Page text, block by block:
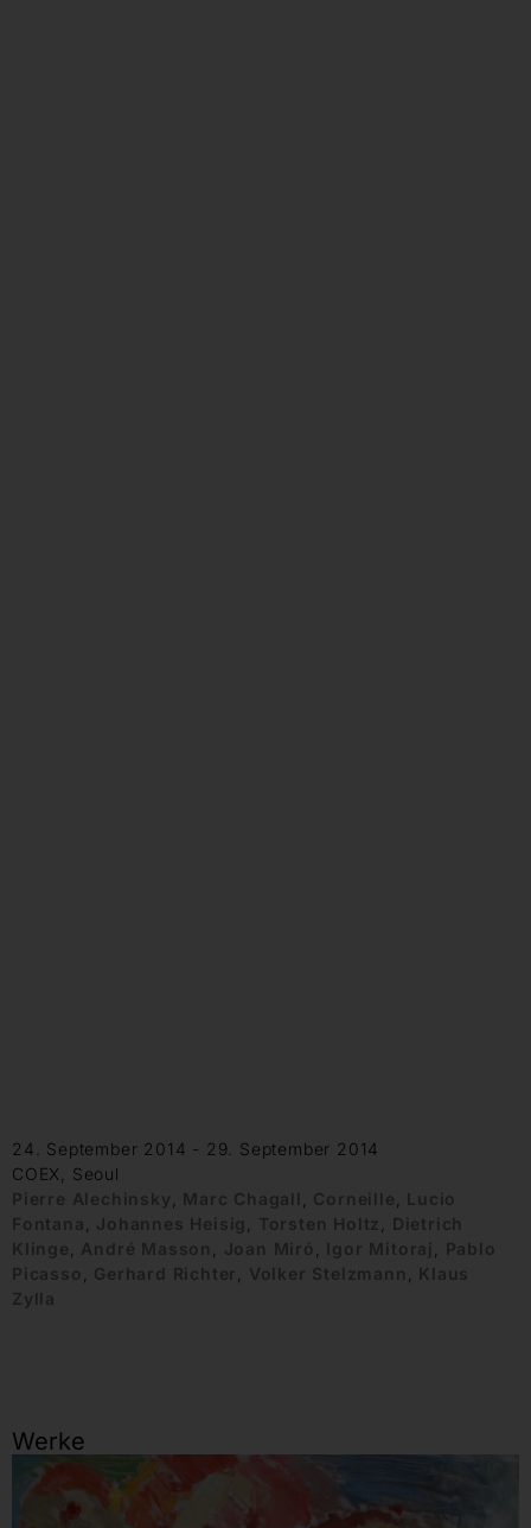
24. September 2014 - 29. September 2014
COEX, Seoul
Pierre Alechinsky
Marc Chagall Corneille
Lucio
Fontana
Johannes Heisig Torsten Holtz
Dietrich
Klinge
André Masson Joan Miró Igor Mitoraj
Pablo
Picasso
Gerhard Richter Volker Stelzmann
Klaus
Zylla
Werke